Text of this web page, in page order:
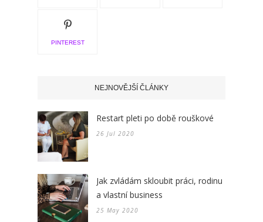
PINTEREST
NEJNOVĚJŠÍ ČLÁNKY
Restart pleti po době rouškové
26 Jul 2020
Jak zvládám skloubit práci, rodinu
a vlastní business
25 May 2020